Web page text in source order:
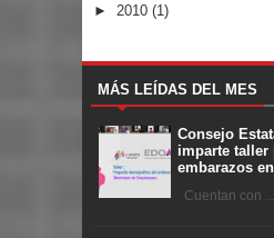
► 2010 (1)
MÁS LEÍDAS DEL MES
Consejo
imparte taller
embarazos
Cuentan con ...